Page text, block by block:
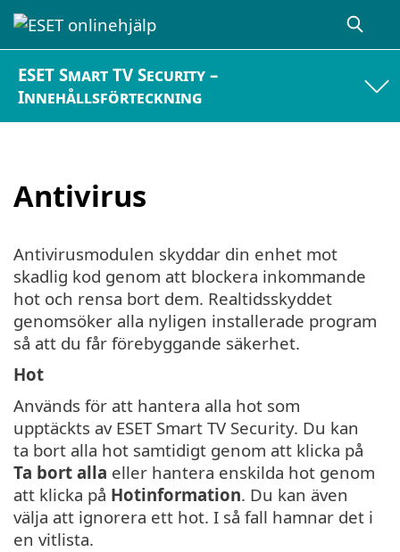
ESET Smart TV Security –
Innehållsförteckning
Antivirus
Antivirusmodulen skyddar din enhet mot
skadlig kod genom att blockera inkommande
hot och rensa bort dem. Realtidsskyddet
genomsöker alla nyligen installerade program
så att du får förebyggande säkerhet.
Hot
Används för att hantera alla hot som
upptäckts av ESET Smart TV Security. Du kan
ta bort alla hot samtidigt genom att klicka på
Ta bort alla eller hantera enskilda hot genom
att klicka på Hotinformation. Du kan även
välja att ignorera ett hot. I så fall hamnar det i
en vitlista.